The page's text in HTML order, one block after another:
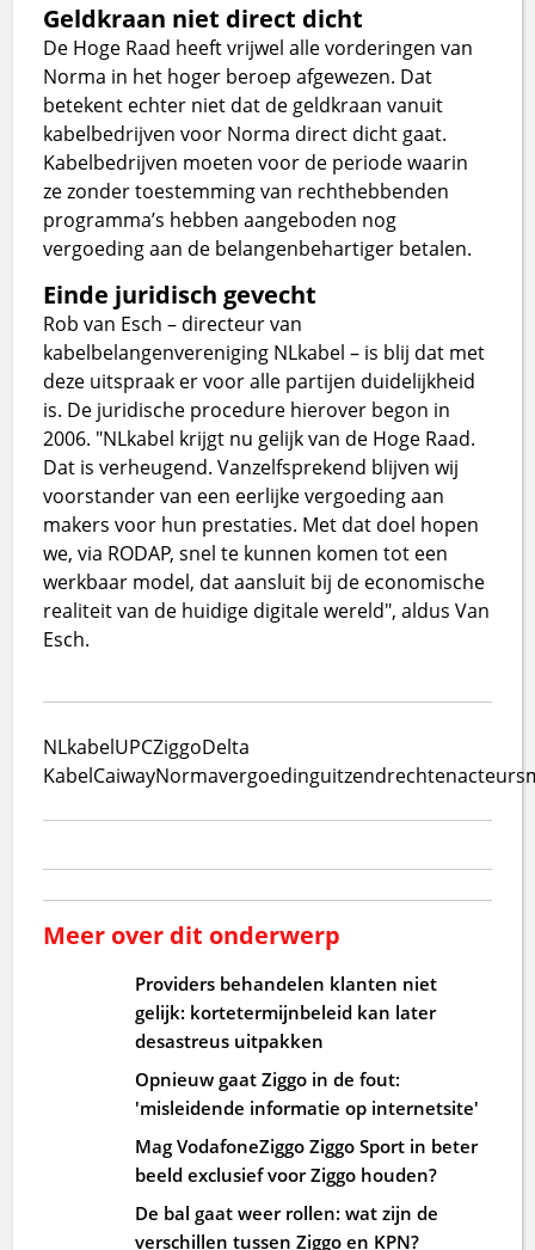
Geldkraan niet direct dicht
De Hoge Raad heeft vrijwel alle vorderingen van
Norma in het hoger beroep afgewezen. Dat
betekent echter niet dat de geldkraan vanuit
kabelbedrijven voor Norma direct dicht gaat.
Kabelbedrijven moeten voor de periode waarin
ze zonder toestemming van rechthebbenden
programma’s hebben aangeboden nog
vergoeding aan de belangenbehartiger betalen.
Einde juridisch gevecht
Rob van Esch – directeur van
kabelbelangenvereniging NLkabel – is blij dat met
deze uitspraak er voor alle partijen duidelijkheid
is. De juridische procedure hierover begon in
2006. "NLkabel krijgt nu gelijk van de Hoge Raad.
Dat is verheugend. Vanzelfsprekend blijven wij
voorstander van een eerlijke vergoeding aan
makers voor hun prestaties. Met dat doel hopen
we, via RODAP, snel te kunnen komen tot een
werkbaar model, dat aansluit bij de economische
realiteit van de huidige digitale wereld", aldus Van
Esch.
NLkabelUPCZiggoDelta
KabelCaiwayNormavergoedinguitzendrechtenacteurs
Meer over dit onderwerp
Providers behandelen klanten niet
gelijk: kortetermijnbeleid kan later
desastreus uitpakken
Opnieuw gaat Ziggo in de fout:
'misleidende informatie op internetsite'
Mag VodafoneZiggo Ziggo Sport in beter
beeld exclusief voor Ziggo houden?
De bal gaat weer rollen: wat zijn de
verschillen tussen Ziggo en KPN?